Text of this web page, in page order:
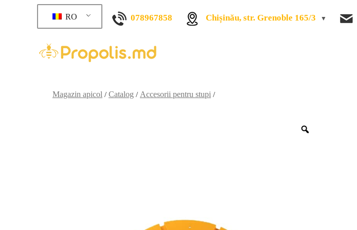
RO 078967858 Chișinău, str. Grenoble 165/3
Magazin apicol / Catalog / Accesorii pentru stupi /